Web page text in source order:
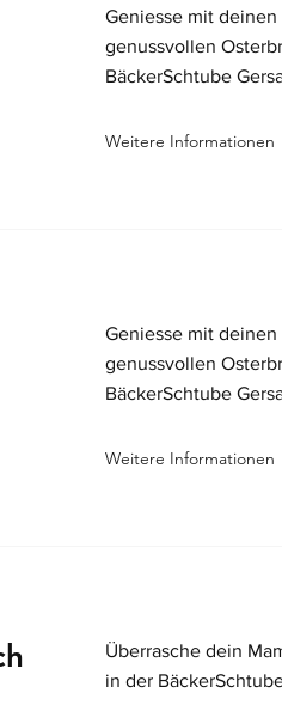
Geniesse mit
genussvollen
BäckerSchtube
Weitere Informationen
Geniesse mit
genussvollen
BäckerSchtube
Weitere Informationen
Überrasche dein
in der